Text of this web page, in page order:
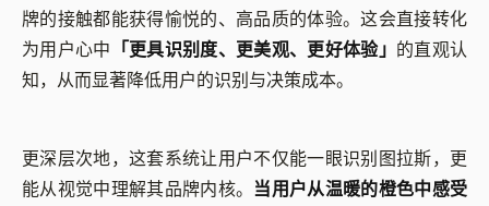
牌的接触都能获得愉悦的、高品质的体验。这会直接转化
为用户心中 「更具识别度、更美观、更好体验」 的直观认
知，从而显著降低用户的识别与决策成本。
更深层次地，这套系统让用户不仅能一眼识别图拉斯，更
能从视觉中理解其品牌内核。 当用户从温暖的橙色中感受